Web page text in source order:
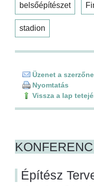
belsőépítészet
stadion
Üzenet a
Nyomtatás
Vissza a lap
Építész